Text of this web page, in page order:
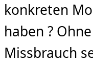
konkreten
haben ?
Missbrauch